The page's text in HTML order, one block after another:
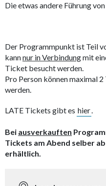
Die etwas andere Führung
Der Programmpunkt ist Teil
kannnur in Verbindungmit
Ticket besucht werden.
Pro Person können maximal
werden.
LATE Tickets gibt es hier.
Bei ausverkauften
Tickets am Abend selber
erhältlich.